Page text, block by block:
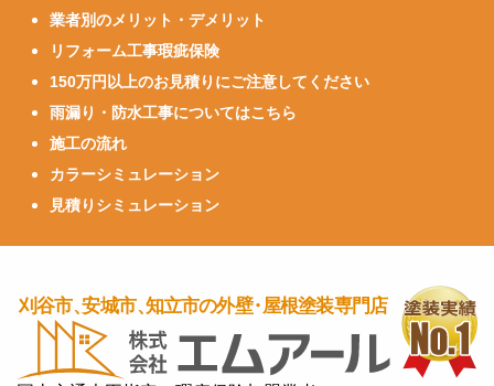
業者別のメリット・デメリット
リフォーム工事瑕疵保険
150万円以上のお見積りにご注意してください
雨漏り・防水工事についてはこちら
施工の流れ
カラーシミュレーション
見積りシミュレーション